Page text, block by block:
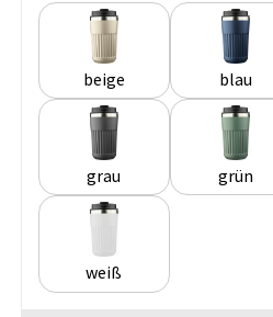
beige blau
grau grün
weiß